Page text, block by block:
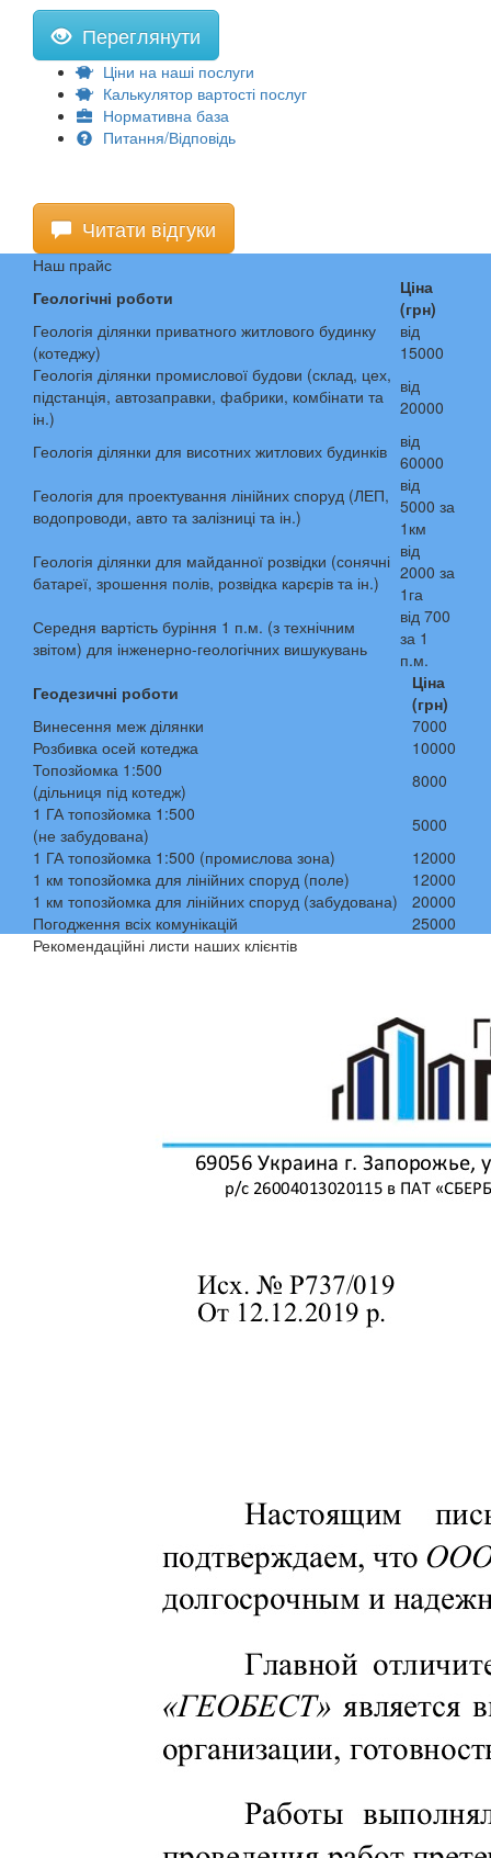
Переглянути
Ціни на наші послуги
Калькулятор вартості послуг
Нормативна база
Питання/Відповідь
Читати відгуки
Наш прайс
Геологічні роботи
Ціна
(грн)
Геологія ділянки приватного житлового будинку
(котеджу)
від
15000
Геологія ділянки промислової будови (склад, цех,
підстанція, автозаправки, фабрики, комбінати та
ін.)
від
20000
Геологія ділянки для висотних житлових будинків
від
60000
Геологія для проектування лінійних споруд (ЛЕП,
водопроводи, авто та залізниці та ін.)
від
5000 за
1км
Геологія ділянки для майданної розвідки (сонячні
батареї, зрошення полів, розвідка карєрів та ін.)
від
2000 за
1га
Середня вартість буріння 1 п.м. (з технічним
звітом) для інженерно-геологічних вишукувань
від 700
за 1
п.м.
Геодезичні роботи
Ціна
(грн)
Винесення меж ділянки
7000
Розбивка осей котеджа
10000
Топозйомка 1:500
(дільниця під котедж)
8000
1 ГА топозйомка 1:500
(не забудована)
5000
1 ГА топозйомка 1:500 (промислова зона)
12000
1 км топозйомка для лінійних споруд (поле)
12000
1 км топозйомка для лінійних споруд (забудована)
20000
Погодження всіх комунікацій
25000
Рекомендаційні листи наших клієнтів